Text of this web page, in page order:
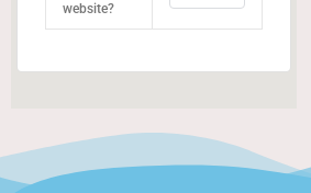
website?